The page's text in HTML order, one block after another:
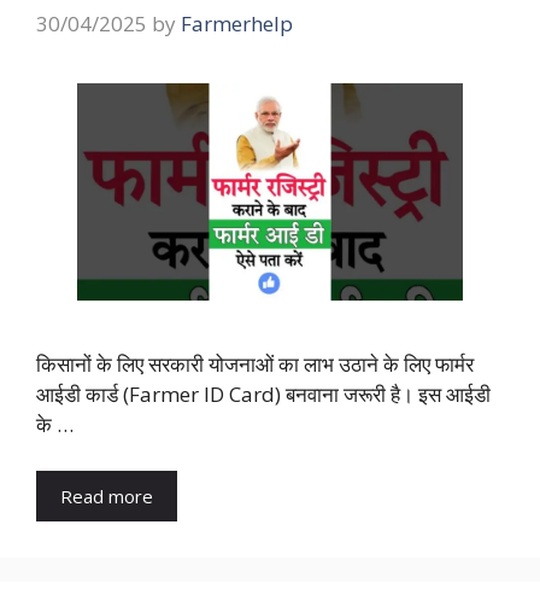
30/04/2025 by Farmerhelp
किसानों के लिए सरकारी योजनाओं का लाभ उठाने के लिए फार्मर
आईडी कार्ड (Farmer ID Card) बनवाना जरूरी है। इस आईडी
के …
Read more